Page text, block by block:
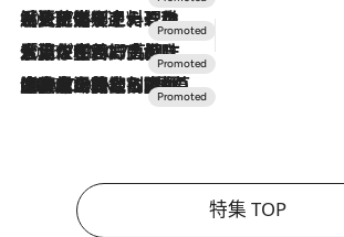
2026.7.24
【夏限定ディナーコース】旬を迎える稚鮎や花ズッキーニなどをイタリア・トスカーナの郷土料理の手法で満喫！
2026.7.17
「土佐和ハーブかき氷」がOMO7高知に登場！生姜、山椒、大葉など目にも舌にも涼を呼ぶ郷土の味
2026.7.10
NEW OPEN！【界 草津】名湯の地に誕生。趣の異なる2種の温泉と上州ならではの会席・蕎麦割烹など美食を味わう究極の癒やし旅
特集 TOP